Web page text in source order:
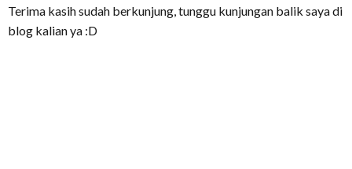
Terima kasih sudah berkunjung, tunggu kunjungan balik saya di
blog kalian ya :D